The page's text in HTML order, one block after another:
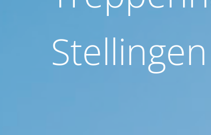
Stellingen